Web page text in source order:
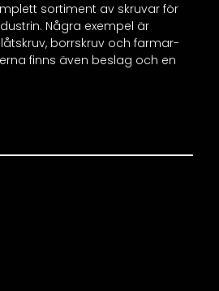
sortiment av skruvar för
Några exempel är
borrskruv och farmar-
finns även beslag och en